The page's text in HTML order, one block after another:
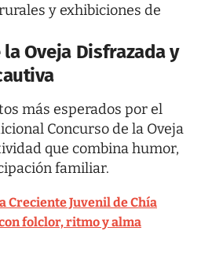
y exhibiciones de
Oveja Disfrazada y
más esperados por el
Concurso de la Oveja
que combina humor,
familiar.
Creciente Juvenil de Chía
folclor, ritmo y alma